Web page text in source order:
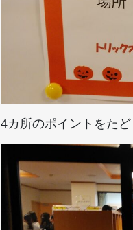
4カ所のポイントをた